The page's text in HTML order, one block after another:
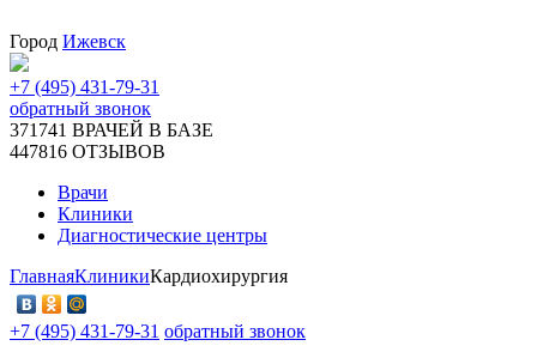
Город Ижевск
+7 (495) 431-79-31
обратный звонок
371741 ВРАЧЕЙ В БАЗЕ
447816 ОТЗЫВОВ
Врачи
Клиники
Диагностические центры
ГлавнаяКлиникиКардиохирургия
+7 (495) 431-79-31 обратный звонок